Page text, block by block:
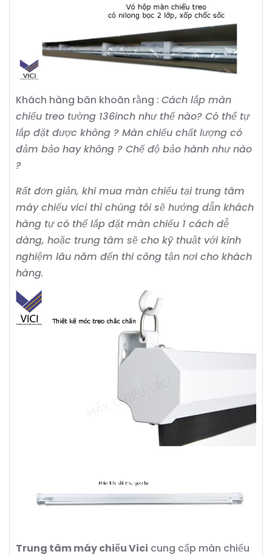
Khách hàng băn khoăn rằng : Cách lắp màn
chiếu treo tường 136inch như thế nào? Có thể tự
lắp đặt được không ? Màn chiếu chất lượng có
đảm bảo hay không ? Chế độ bảo hành như nào
?
Rất đơn giản, khi mua màn chiếu tại trung tâm
máy chiếu vici thì chúng tôi sẽ hướng dẫn khách
hàng tự có thể lắp đặt màn chiếu 1 cách dễ
dàng, hoặc trung tâm sẽ cho kỹ thuật với kinh
nghiệm lâu năm đến thi công tận nơi cho khách
hàng.
Trung tâm máy chiếu Vici cung cấp màn chiếu